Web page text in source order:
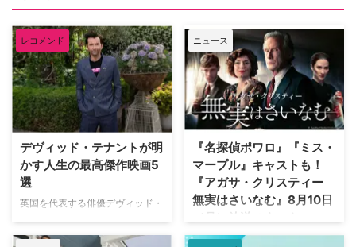
レコメンド
デヴィッド・テナントが明
かす人生の最高傑作映画5
選
英国を代表する俳優デヴィッド・
『グッド・オーメンズ』）が、映
ニュース
『名探偵ポワロ』『ミス・
マープル』キャストも！
『アガサ・クリスティー
無実はさいなむ』8月10日
（月）放送スタート
“ミステリーの女王”ことアガサ・